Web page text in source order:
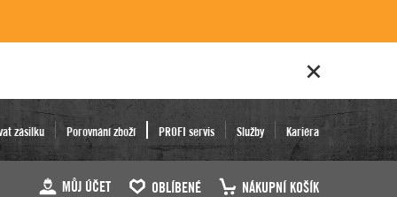
zásilku Porovnání zboží PROFI servis Služby Kariéra
MŮJ ÚČET OBLÍBENÉ NÁKUPNÍ KOŠÍK